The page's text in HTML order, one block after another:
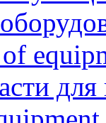
для